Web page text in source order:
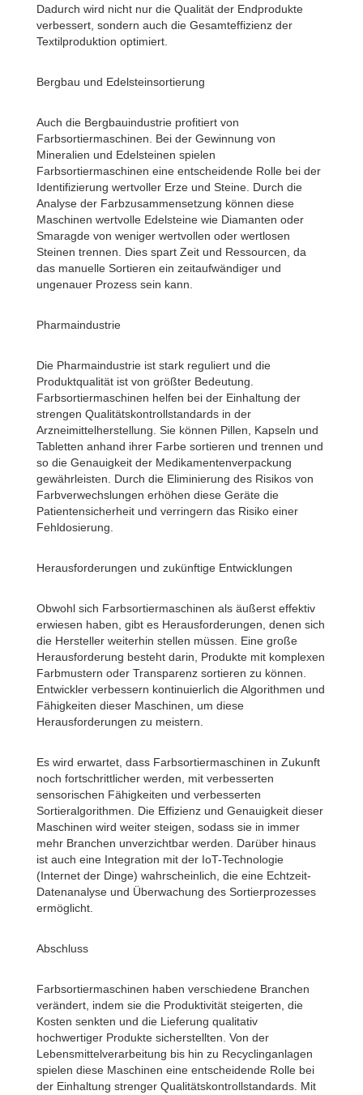
Dadurch wird nicht nur die Qualität der Endprodukte
verbessert, sondern auch die Gesamteffizienz der
Textilproduktion optimiert.
Bergbau und Edelsteinsortierung
Auch die Bergbauindustrie profitiert von
Farbsortiermaschinen. Bei der Gewinnung von
Mineralien und Edelsteinen spielen
Farbsortiermaschinen eine entscheidende Rolle bei der
Identifizierung wertvoller Erze und Steine. Durch die
Analyse der Farbzusammensetzung können diese
Maschinen wertvolle Edelsteine ​​wie Diamanten oder
Smaragde von weniger wertvollen oder wertlosen
Steinen trennen. Dies spart Zeit und Ressourcen, da
das manuelle Sortieren ein zeitaufwändiger und
ungenauer Prozess sein kann.
Pharmaindustrie
Die Pharmaindustrie ist stark reguliert und die
Produktqualität ist von größter Bedeutung.
Farbsortiermaschinen helfen bei der Einhaltung der
strengen Qualitätskontrollstandards in der
Arzneimittelherstellung. Sie können Pillen, Kapseln und
Tabletten anhand ihrer Farbe sortieren und trennen und
so die Genauigkeit der Medikamentenverpackung
gewährleisten. Durch die Eliminierung des Risikos von
Farbverwechslungen erhöhen diese Geräte die
Patientensicherheit und verringern das Risiko einer
Fehldosierung.
Herausforderungen und zukünftige Entwicklungen
Obwohl sich Farbsortiermaschinen als äußerst effektiv
erwiesen haben, gibt es Herausforderungen, denen sich
die Hersteller weiterhin stellen müssen. Eine große
Herausforderung besteht darin, Produkte mit komplexen
Farbmustern oder Transparenz sortieren zu können.
Entwickler verbessern kontinuierlich die Algorithmen und
Fähigkeiten dieser Maschinen, um diese
Herausforderungen zu meistern.
Es wird erwartet, dass Farbsortiermaschinen in Zukunft
noch fortschrittlicher werden, mit verbesserten
sensorischen Fähigkeiten und verbesserten
Sortieralgorithmen. Die Effizienz und Genauigkeit dieser
Maschinen wird weiter steigen, sodass sie in immer
mehr Branchen unverzichtbar werden. Darüber hinaus
ist auch eine Integration mit der IoT-Technologie
(Internet der Dinge) wahrscheinlich, die eine Echtzeit-
Datenanalyse und Überwachung des Sortierprozesses
ermöglicht.
Abschluss
Farbsortiermaschinen haben verschiedene Branchen
verändert, indem sie die Produktivität steigerten, die
Kosten senkten und die Lieferung qualitativ
hochwertiger Produkte sicherstellten. Von der
Lebensmittelverarbeitung bis hin zu Recyclinganlagen
spielen diese Maschinen eine entscheidende Rolle bei
der Einhaltung strenger Qualitätskontrollstandards. Mit